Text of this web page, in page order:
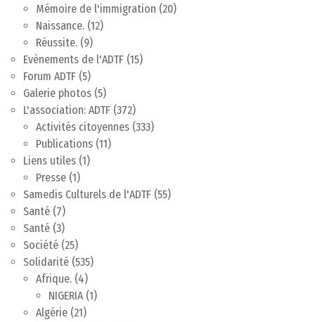
Mémoire de l'immigration (20)
Naissance. (12)
Réussite. (9)
Evènements de l'ADTF (15)
Forum ADTF (5)
Galerie photos (5)
L'association: ADTF (372)
Activités citoyennes (333)
Publications (11)
Liens utiles (1)
Presse (1)
Samedis Culturels de l'ADTF (55)
Santé (7)
Santé (3)
Société (25)
Solidarité (535)
Afrique. (4)
NIGERIA(1)
Algérie (21)